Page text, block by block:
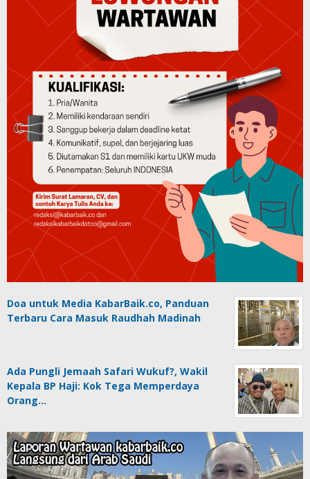
Doa untuk Media KabarBaik.co, Panduan
Terbaru Cara Masuk Raudhah Madinah
Ada Pungli Jemaah Safari Wukuf?, Wakil
Kepala BP Haji: Kok Tega Memperdaya
Orang…